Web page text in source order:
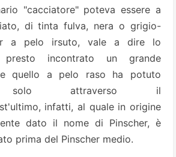
"cacciatore" poteva essere a
di tinta fulva, nera o grigio-
a pelo irsuto, vale a dire lo
presto incontrato un grande
quello a pelo raso ha potuto
solo attraverso il
infatti, al quale in origine
dato il nome di Pinscher, è
prima del Pinscher medio.